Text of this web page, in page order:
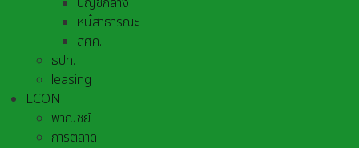
หนี้สาธารณะ
สศค.
ธปท.
leasing
ECON
พาณิชย์
การตลาด